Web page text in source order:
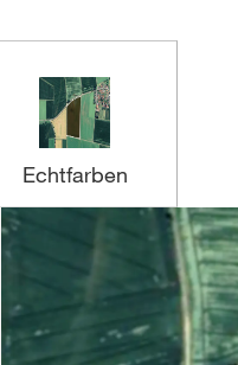
Echtfarben